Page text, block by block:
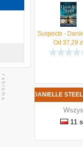
Od 37,29
KSIĄŻKA DANIELLE
11